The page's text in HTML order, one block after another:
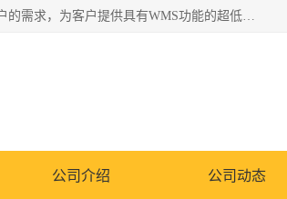
苏州纳冠电子设备有限公司位于苏州市相城区；我司依托国外先进技术结合国内用户的需求，为客户提供具有WMS功能的超低湿快速除湿电子防潮，压缩空气连续干燥柜、智能物料管理氮气储物柜、自制氮氮气柜、防潮氮气组合柜、不锈钢洁净氮气柜、洁净储物柜、石墨舟柜、亮灯导引丝网板存储柜、PCB柔性板气密干燥柜等
公司介绍 公司动态